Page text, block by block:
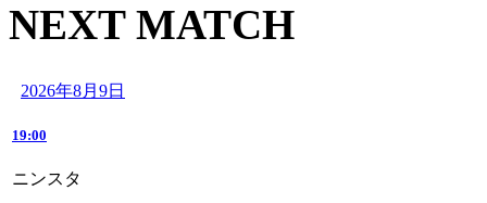
NEXT MATCH
2026年8月9日
19:00
ニンスタ